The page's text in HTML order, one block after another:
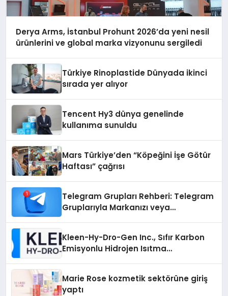
Derya Arms, İstanbul Prohunt 2026’da yeni nesil
ürünlerini ve global marka vizyonunu sergiledi
Türkiye Rinoplastide Dünyada ikinci
sırada yer alıyor
Tencent Hy3 dünya genelinde
kullanıma sunuldu
Mars Türkiye’den “Köpeğini İşe Götür
Haftası” çağrısı
Telegram Grupları Rehberi: Telegram
Gruplarıyla Markanızı veya
Kleen-Hy-Dro-Gen Inc., Sıfır Karbon
Emisyonlu Hidrojen Isıtma
Marie Rose kozmetik sektörüne giriş
yaptı